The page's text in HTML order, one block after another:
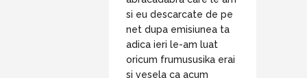
si eu descarcate de pe
net dupa emisiunea ta
adica ieri le-am luat
oricum frumususika erai
si vesela ca acum